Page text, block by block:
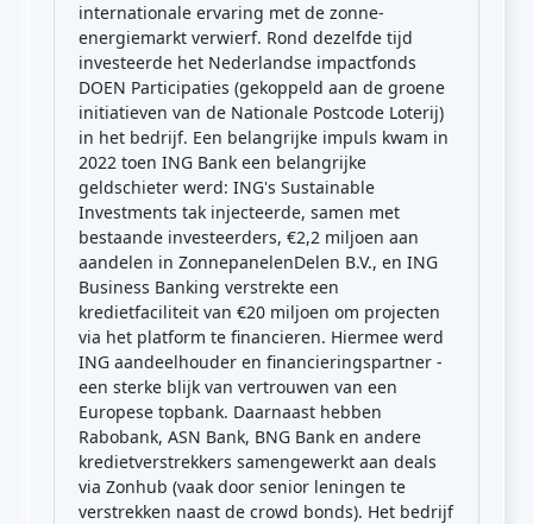
internationale ervaring met de zonne-
energiemarkt verwierf. Rond dezelfde tijd
investeerde het Nederlandse impactfonds
DOEN Participaties (gekoppeld aan de groene
initiatieven van de Nationale Postcode Loterij)
in het bedrijf. Een belangrijke impuls kwam in
2022 toen ING Bank een belangrijke
geldschieter werd: ING's Sustainable
Investments tak injecteerde, samen met
bestaande investeerders, €2,2 miljoen aan
aandelen in ZonnepanelenDelen B.V., en ING
Business Banking verstrekte een
kredietfaciliteit van €20 miljoen om projecten
via het platform te financieren. Hiermee werd
ING aandeelhouder en financieringspartner -
een sterke blijk van vertrouwen van een
Europese topbank. Daarnaast hebben
Rabobank, ASN Bank, BNG Bank en andere
kredietverstrekkers samengewerkt aan deals
via Zonhub (vaak door senior leningen te
verstrekken naast de crowd bonds). Het bedrijf